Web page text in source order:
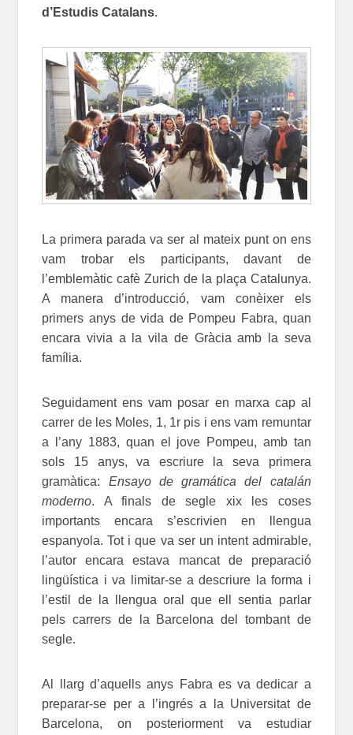
d’Estudis Catalans.
La primera parada va ser al mateix punt on ens
vam trobar els participants, davant de
l’emblemàtic cafè Zurich de la plaça Catalunya.
A manera d’introducció, vam conèixer els
primers anys de vida de Pompeu Fabra, quan
encara vivia a la vila de Gràcia amb la seva
família.
Seguidament ens vam posar en marxa cap al
carrer de les Moles, 1, 1r pis i ens vam remuntar
a l’any 1883, quan el jove Pompeu, amb tan
sols 15 anys, va escriure la seva primera
gramàtica: Ensayo de gramática del catalán
moderno. A finals de segle xix les coses
importants encara s’escrivien en llengua
espanyola. Tot i que va ser un intent admirable,
l’autor encara estava mancat de preparació
lingüística i va limitar-se a descriure la forma i
l’estil de la llengua oral que ell sentia parlar
pels carrers de la Barcelona del tombant de
segle.
Al llarg d’aquells anys Fabra es va dedicar a
preparar-se per a l’ingrés a la Universitat de
Barcelona, on posteriorment va estudiar